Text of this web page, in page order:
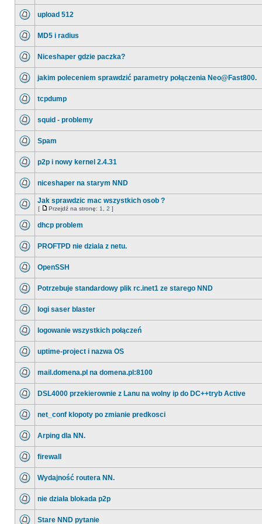
upload 512
MD5 i radius
Niceshaper gdzie paczka?
jakim poleceniem sprawdzić parametry połączenia Neo@Fast800.
tcpdump
squid - problemy
Spam
p2p i nowy kernel 2.4.31
niceshaper na starym NND
Jak sprawdzic mac wszystkich osob ?
[ Przejdź na stronę: 1 2 ]
dhcp problem
PROFTPD nie dziala z netu.
OpenSSH
Potrzebuje standardowy plik rc.inet1 ze starego NND
logi saser blaster
logowanie wszystkich połączeń
uptime-project i nazwa OS
mail.domena.pl na domena.pl:8100
DSL4000 przekierownie z Lanu na wolny ip do DC++tryb Active
net_conf klopoty po zmianie predkosci
Arping dla NN.
firewall
Wydajność routera NN.
nie działa blokada p2p
Stare NND pytanie